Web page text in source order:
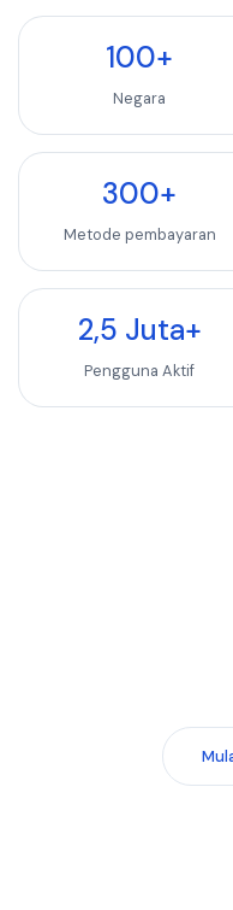
100+
Negara
300+
Metode pembayaran
2,5 Juta+
Pengguna Aktif